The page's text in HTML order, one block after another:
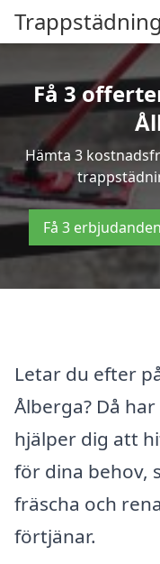
Få 3
Hämta 3
Få 3
Letar du efter
Ålberga? Då
hjälper dig att
för dina behov,
fräscha och
förtjänar.